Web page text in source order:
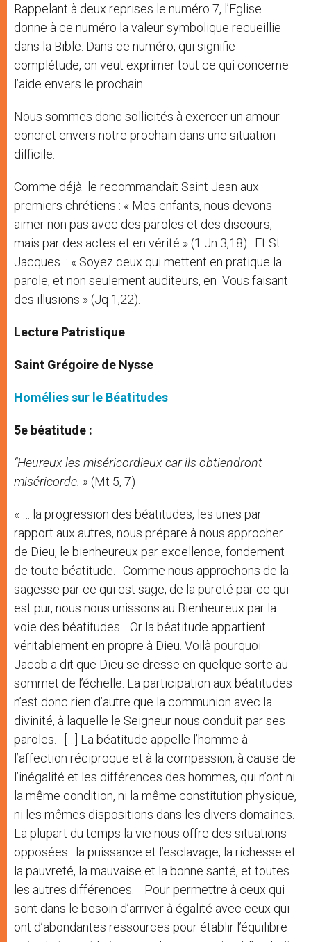
Rappelant à deux reprises le numéro 7, l’Eglise
donne à ce numéro la valeur symbolique recueillie
dans la Bible. Dans ce numéro, qui signifie
complétude, on veut exprimer tout ce qui concerne
l’aide envers le prochain.
Nous sommes donc sollicités à exercer un amour
concret envers notre prochain dans une situation
difficile.
Comme déjà le recommandait Saint Jean aux
premiers chrétiens : « Mes enfants, nous devons
aimer non pas avec des paroles et des discours,
mais par des actes et en vérité » (1 Jn 3,18). Et St
Jacques : « Soyez ceux qui mettent en pratique la
parole, et non seulement auditeurs, en Vous faisant
des illusions » (Jq 1,22).
Lecture Patristique
Saint Grégoire de Nysse
Homélies sur le Béatitudes
5e béatitude :
“Heureux les miséricordieux car ils obtiendront
miséricorde. » (Mt 5, 7)
« … la progression des béatitudes, les unes par
rapport aux autres, nous prépare à nous approcher
de Dieu, le bienheureux par excellence, fondement
de toute béatitude. Comme nous approchons de la
sagesse par ce qui est sage, de la pureté par ce qui
est pur, nous nous unissons au Bienheureux par la
voie des béatitudes. Or la béatitude appartient
véritablement en propre à Dieu. Voilà pourquoi
Jacob a dit que Dieu se dresse en quelque sorte au
sommet de l’échelle. La participation aux béatitudes
n’est donc rien d’autre que la communion avec la
divinité, à laquelle le Seigneur nous conduit par ses
paroles. […] La béatitude appelle l’homme à
l’affection réciproque et à la compassion, à cause de
l’inégalité et les différences des hommes, qui n’ont ni
la même condition, ni la même constitution physique,
ni les mêmes dispositions dans les divers domaines.
La plupart du temps la vie nous offre des situations
opposées : la puissance et l’esclavage, la richesse et
la pauvreté, la mauvaise et la bonne santé, et toutes
les autres différences. Pour permettre à ceux qui
sont dans le besoin d’arriver à égalité avec ceux qui
ont d’abondantes ressources pour établir l’équilibre